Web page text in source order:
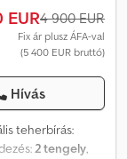
EUR4 900 EUR
Fix ár plusz ÁFA-val
(5 400 EUR bruttó)
Hívás
teherbírás:
2 tengely,